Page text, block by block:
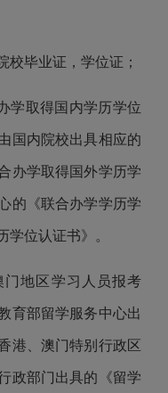
校毕业证，学位证；
学取得国内学历学位
国内院校出具相应的
办学取得国外学历学
的《联合办学学历学
学位认证书》。
地区学习人员报考
育部留学服务中心出
港、澳门特别行政区
政部门出具的《留学